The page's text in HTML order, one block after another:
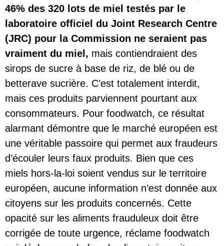
46% des 320 lots de miel testés par le
laboratoire officiel du Joint Research Centre
(JRC) pour la Commission ne seraient pas
vraiment du miel, mais contiendraient des
sirops de sucre à base de riz, de blé ou de
betterave sucrière. C’est totalement interdit,
mais ces produits parviennent pourtant aux
consommateurs. Pour foodwatch, ce résultat
alarmant démontre que le marché européen est
une véritable passoire qui permet aux fraudeurs
d’écouler leurs faux produits. Bien que ces
miels hors-la-loi soient vendus sur le territoire
européen, aucune information n’est donnée aux
citoyens sur les produits concernés. Cette
opacité sur les aliments frauduleux doit être
corrigée de toute urgence, réclame foodwatch